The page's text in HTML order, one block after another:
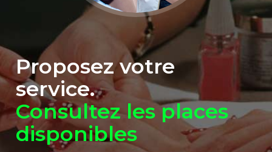
Proposez votre
service.
Consultez les places
disponibles